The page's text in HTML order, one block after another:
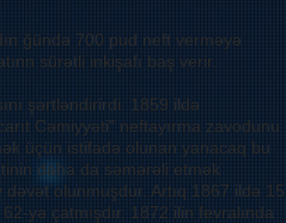
ğündə 700 pud neft verməyə
sürətli inkişafı baş verir.
şərtləndirirdi. 1859 ildə
Cəmiyyəti" neftayırma zavodunu
üçün istifadə olunan yanacaq bu
daha da səmərəli etmək
olunmuşdur. Artıq 1867 ildə 15
yə çatmışdır. 1872 ilin fevralında